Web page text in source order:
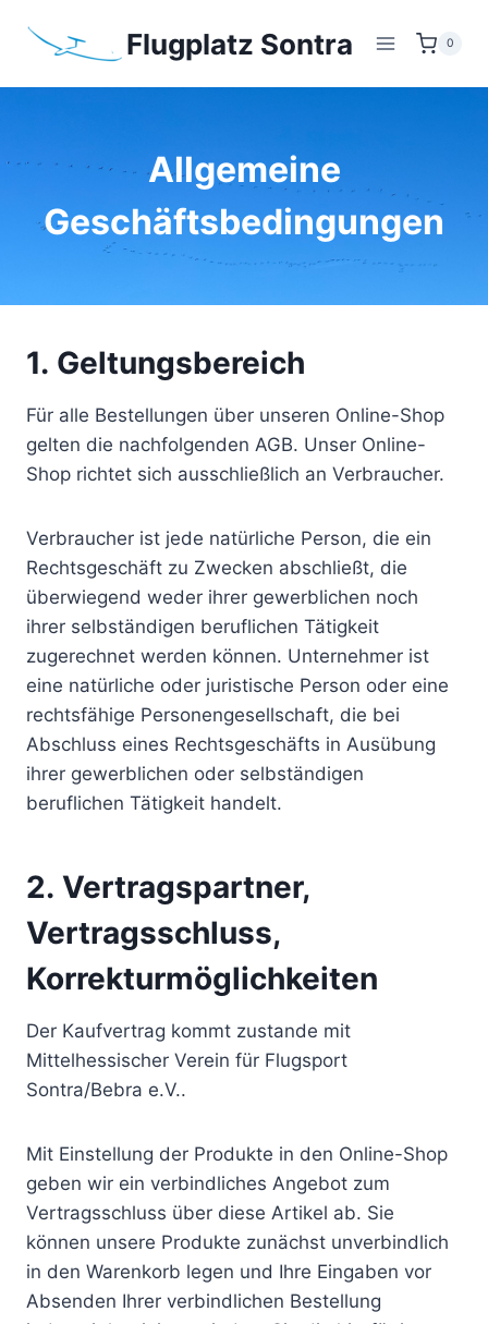
Inhalt
Flugplatz Sontra 0
Allgemeine
Geschäftsbedingungen
1. Geltungsbereich
Für alle Bestellungen über unseren Online-Shop
gelten die nachfolgenden AGB. Unser Online-
Shop richtet sich ausschließlich an Verbraucher.
Verbraucher ist jede natürliche Person, die ein
Rechtsgeschäft zu Zwecken abschließt, die
überwiegend weder ihrer gewerblichen noch
ihrer selbständigen beruflichen Tätigkeit
zugerechnet werden können. Unternehmer ist
eine natürliche oder juristische Person oder eine
rechtsfähige Personengesellschaft, die bei
Abschluss eines Rechtsgeschäfts in Ausübung
ihrer gewerblichen oder selbständigen
beruflichen Tätigkeit handelt.
2. Vertragspartner,
Vertragsschluss,
Korrekturmöglichkeiten
Der Kaufvertrag kommt zustande mit
Mittelhessischer Verein für Flugsport
Sontra/Bebra e.V..
Mit Einstellung der Produkte in den Online-Shop
geben wir ein verbindliches Angebot zum
Vertragsschluss über diese Artikel ab. Sie
können unsere Produkte zunächst unverbindlich
in den Warenkorb legen und Ihre Eingaben vor
Absenden Ihrer verbindlichen Bestellung